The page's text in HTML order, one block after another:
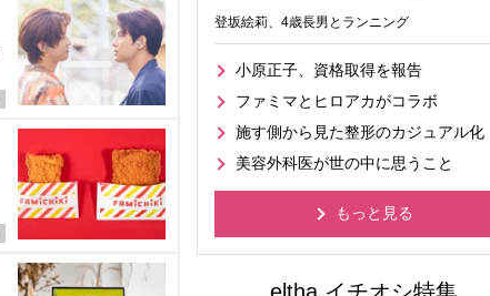
登坂絵莉、4歳長男とランニング
小原正子、資格取得を報告
ファミマとヒロアカがコラボ
施す側から見た整形のカジュアル化
美容外科医が世の中に思うこと
もっと見る